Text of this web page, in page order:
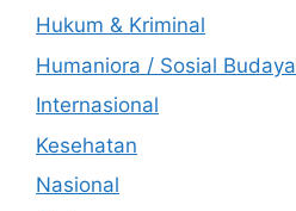
Hukum & Kriminal
Humaniora / Sosial Budaya
Internasional
Kesehatan
Nasional